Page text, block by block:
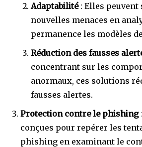
Adaptabilité: Elles peuvent
nouvelles menaces en
permanence les modèles
Réduction des fausses
concentrant sur les
anormaux, ces solutions
fausses alertes.
Protection contre le phishing
conçues pour repérer les
phishing en examinant le